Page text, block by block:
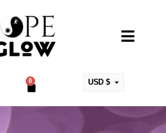
0 USD $